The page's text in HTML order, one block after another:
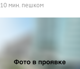
10 мин. пешком